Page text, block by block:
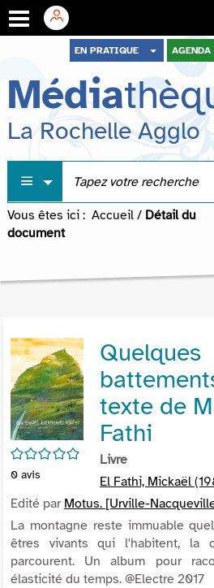
menu
contenu
recherche
EN PRATIQUE AGENDA
Média
La Rochelle Agglo
Vous êtes ici : Accueil / Détail du
document
/5
0 avis
Quelques
texte de
Fathi
Livre
El Fathi, Mickaël
Edité par Motus. [Urville-
La montagne reste immuable
êtres vivants qui l'habitent, la
parcourent. Un album pour
élasticité du temps. @Electre 2017